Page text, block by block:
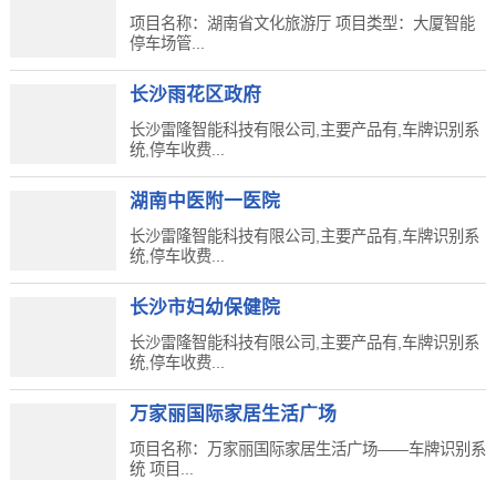
项目名称：湖南省文化旅游厅 项目类型：大厦智能
停车场管...
长沙雨花区政府
长沙雷隆智能科技有限公司,主要产品有,车牌识别系
统,停车收费...
湖南中医附一医院
长沙雷隆智能科技有限公司,主要产品有,车牌识别系
统,停车收费...
长沙市妇幼保健院
长沙雷隆智能科技有限公司,主要产品有,车牌识别系
统,停车收费...
万家丽国际家居生活广场
项目名称：万家丽国际家居生活广场——车牌识别系
统 项目...